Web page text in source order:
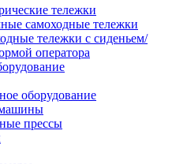
тележки
самоходные тележки
тележки с сиденьем/
оператора
оборудование
прессы